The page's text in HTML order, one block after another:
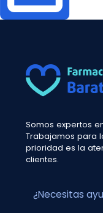
Somos expertos
Trabajamos para
prioridad es la
clientes.
¿Necesitas